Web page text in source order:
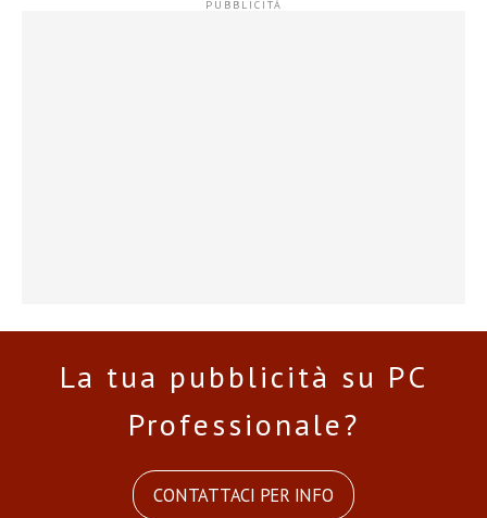
La tua pubblicità su PC
Professionale?
CONTATTACI PER INFO